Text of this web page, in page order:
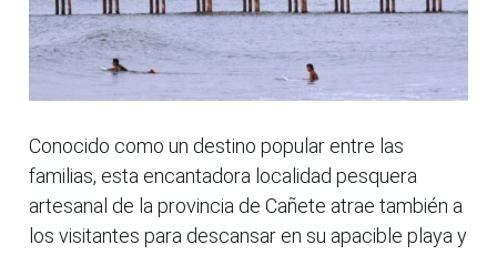
Conocido como un destino popular entre las
familias, esta encantadora localidad pesquera
artesanal de la provincia de Cañete atrae también a
los visitantes para descansar en su apacible playa y